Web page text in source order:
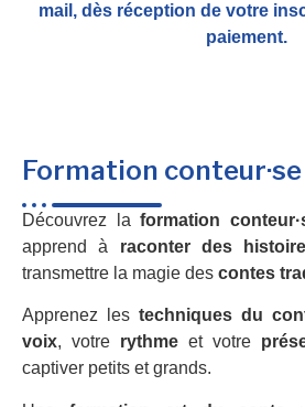
mail, dès réception de votre
paiement.
Formation conteur·se
Découvrez la formation
apprend à raconter des
transmettre la magie des contes
Apprenez les techniques du
voix, votre rythme et votre
captiver petits et grands.